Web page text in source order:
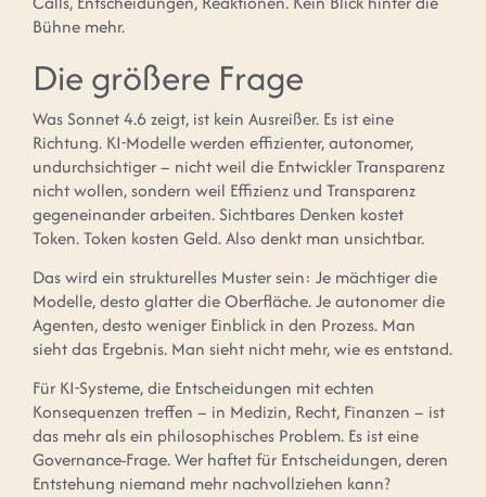
Bühne mehr.
Die größere Frage
Was Sonnet 4.6 zeigt, ist kein Ausreißer. Es ist eine
Richtung. KI-Modelle werden effizienter, autonomer,
undurchsichtiger – nicht weil die Entwickler Transparenz
nicht wollen, sondern weil Effizienz und Transparenz
gegeneinander arbeiten. Sichtbares Denken kostet
Token. Token kosten Geld. Also denkt man unsichtbar.
Das wird ein strukturelles Muster sein: Je mächtiger die
Modelle, desto glatter die Oberfläche. Je autonomer die
Agenten, desto weniger Einblick in den Prozess. Man
sieht das Ergebnis. Man sieht nicht mehr, wie es entstand.
Für KI-Systeme, die Entscheidungen mit echten
Konsequenzen treffen – in Medizin, Recht, Finanzen – ist
das mehr als ein philosophisches Problem. Es ist eine
Governance-Frage. Wer haftet für Entscheidungen, deren
Entstehung niemand mehr nachvollziehen kann?